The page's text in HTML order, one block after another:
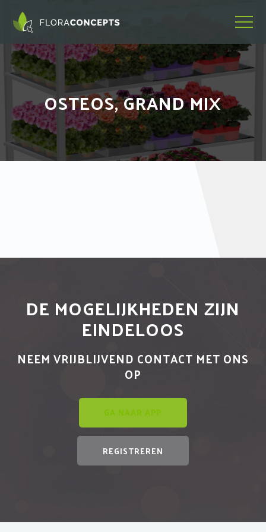
OSTEOS, GRAND MIX
DE MOGELIJKHEDEN ZIJN
EINDELOOS
NEEM VRIJBLIJVEND CONTACT MET ONS
OP
GA NAAR APP
REGISTREREN